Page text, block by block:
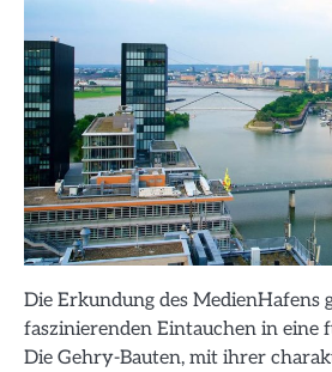
Die Erkundung des MedienHafens
faszinierenden Eintauchen in eine
Die Gehry-Bauten, mit ihrer